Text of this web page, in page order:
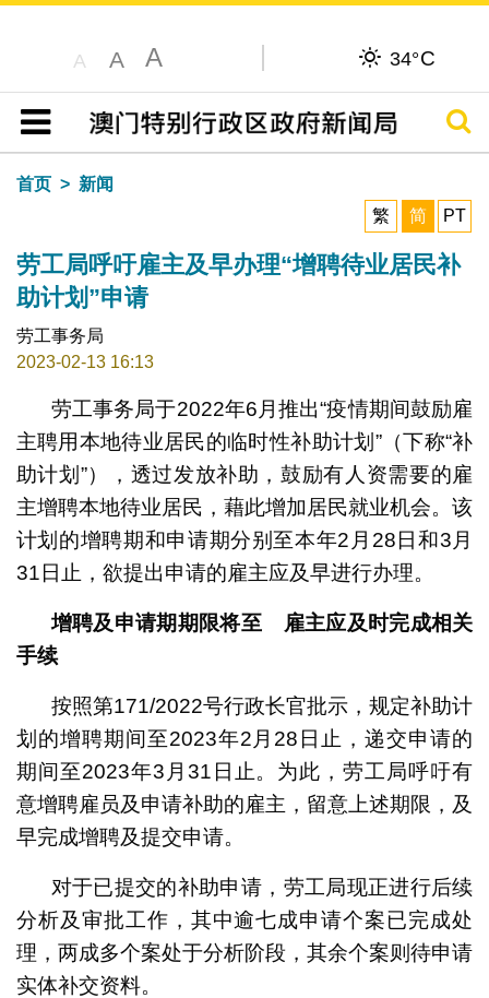
A A A 34°C
目录
搜寻
首页
新闻
繁
简 PT
劳工局呼吁雇主及早办理“增聘待业居民补
助计划”申请
劳工事务局
2023-02-13 16:13
劳工事务局于2022年6月推出“疫情期间鼓励雇
主聘用本地待业居民的临时性补助计划”（下称“补
助计划”），透过发放补助，鼓励有人资需要的雇
主增聘本地待业居民，藉此增加居民就业机会。该
计划的增聘期和申请期分别至本年2月28日和3月
31日止，欲提出申请的雇主应及早进行办理。
增聘及申请期期限将至 雇主应及时完成相关
手续
按照第171/2022号行政长官批示，规定补助计
划的增聘期间至2023年2月28日止，递交申请的
期间至2023年3月31日止。为此，劳工局呼吁有
意增聘雇员及申请补助的雇主，留意上述期限，及
早完成增聘及提交申请。
对于已提交的补助申请，劳工局现正进行后续
分析及审批工作，其中逾七成申请个案已完成处
理，两成多个案处于分析阶段，其余个案则待申请
实体补交资料。